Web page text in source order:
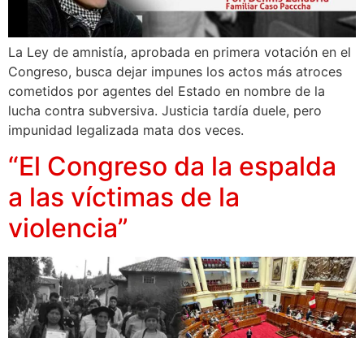
La Ley de amnistía, aprobada en primera votación en el
Congreso, busca dejar impunes los actos más atroces
cometidos por agentes del Estado en nombre de la
lucha contra subversiva. Justicia tardía duele, pero
impunidad legalizada mata dos veces.
“El Congreso da la espalda
a las víctimas de la
violencia”